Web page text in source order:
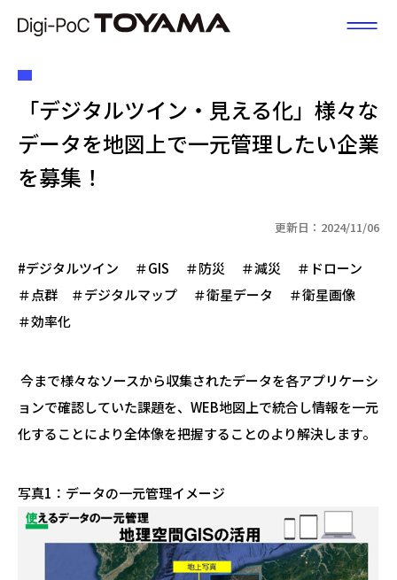
「デジタルツイン・見える化」様々な
データを地図上で一元管理したい企業
を募集！
更新日：2024/11/06
#デジタルツイン ＃GIS
＃防災 ＃減災 ＃ドローン
＃点群 ＃デジタルマップ ＃衛星データ ＃衛星画像
＃効率化
今まで様々なソースから収集されたデータを各アプリケーシ
ョンで確認していた課題を、WEB地図上で統合し情報を一元
化することにより全体像を把握することのより解決します。
写真1：データの一元管理イメージ